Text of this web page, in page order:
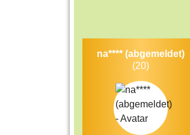
na**** (abgemeldet)
(20)